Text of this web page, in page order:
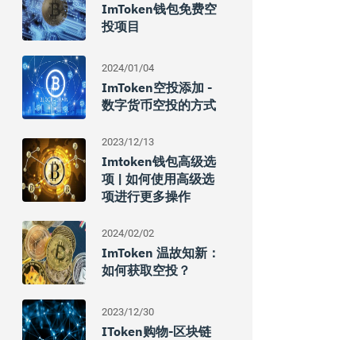
ImToken钱包免费空
投项目
2024/01/04
ImToken空投添加 -
数字货币空投的方式
2023/12/13
Imtoken钱包高级选
项 | 如何使用高级选
项进行更多操作
2024/02/02
ImToken 温故知新：
如何获取空投？
2023/12/30
IToken购物-区块链